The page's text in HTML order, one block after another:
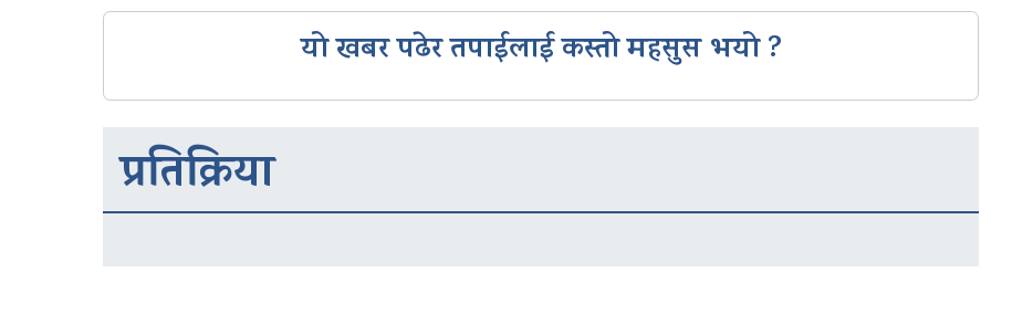
यो खबर पढेर तपाईलाई कस्तो महसुस भयो ?
प्रतिक्रिया